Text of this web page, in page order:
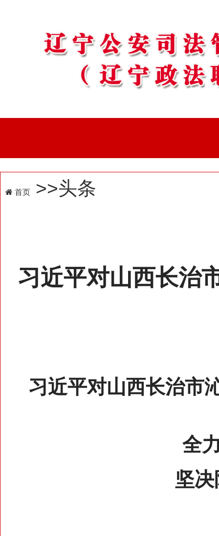
首页 >>头条
习近平对山西长治
习近平对山西长治市
全
坚